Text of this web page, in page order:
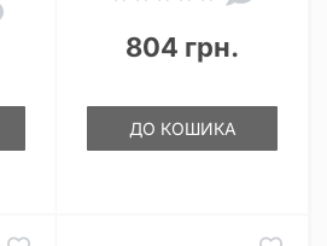
804 грн.
ДО КОШИКА